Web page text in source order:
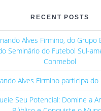
RECENT POSTS
Alves Firmino, do Grupo
Seminário do Futebol Sul-
Conmebol
Alves Firmino participa
Seu Potencial: Domine a